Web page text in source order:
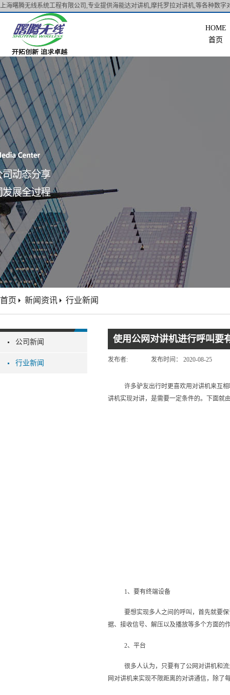
上海曙腾无线系统工程有限公司,专业提供海能达对讲机,摩托罗拉对讲机,等各种数字
首页
公司新闻
行业新闻
首页 新闻资讯 行业新闻
使用公网对讲机进行呼叫要
发布者: 发布时间： 2020-08-25
许多驴友出行时更喜欢用对讲机来互
讲机‍实现对讲，是需要一定条件的。下面就
1、要有终端设备
要想实现多人之间的呼叫，首先就要
据、接收信号、解压以及播放等多个方面的
2、平台
很多人认为，只要有了公网对讲机‍和
网对讲机‍来实现不限距离的对讲通信，除了